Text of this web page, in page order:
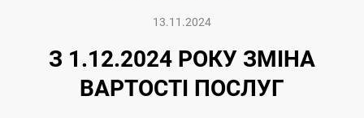
13.11.2024
З 1.12.2024 РОКУ ЗМІНА
ВАРТОСТІ ПОСЛУГ